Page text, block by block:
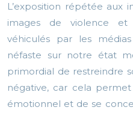
L’exposition répétée aux
images de violence et
véhiculés par les
néfaste sur notre état
primordial de restreindre
négative, car cela
émotionnel et de se